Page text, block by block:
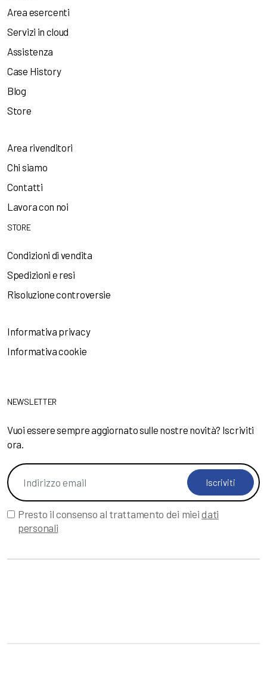
Area esercenti
Servizi in cloud
Assistenza
Case History
Blog
Store
Area rivenditori
Chi siamo
Contatti
Lavora con noi
STORE
Condizioni di vendita
Spedizioni e resi
Risoluzione controversie
Informativa privacy
Informativa cookie
NEWSLETTER
Vuoi essere sempre aggiornato sulle nostre novità? Iscriviti
ora.
Iscriviti
Presto il consenso al trattamento dei mieidati
personali